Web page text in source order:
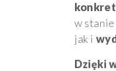
w
jak i
Dzięki